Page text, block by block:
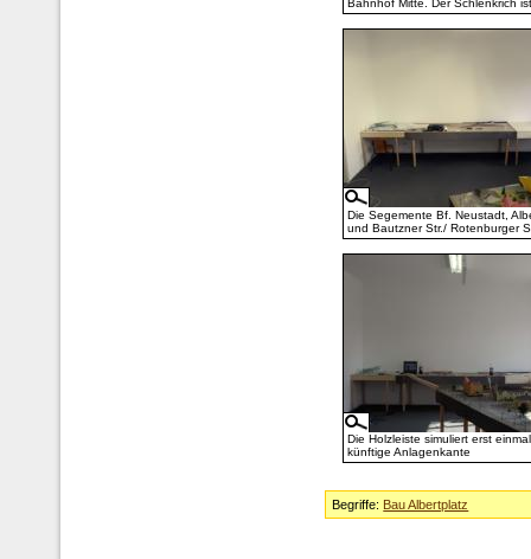
Die Segemente Bf. Neustadt,
und Bautzner Str./ Rotenburger
Die Holzleiste simuliert erst
künftige Anlagenkante
Begriffe: Bau Albertplatz